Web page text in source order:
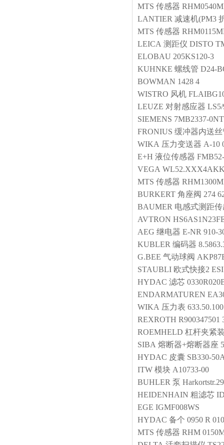
MTS 传感器
LANTIER 减速机(PM3
MTS 传感器
LEICA 测距仪 DISTO
ELOBAU 205KS120-3
KUHNKE 螺线管 D24-
BOWMAN 1428 4
WISTRO 风机
LEUZE 对射感应器
SIEMENS 7MB2337-
FRONIUS 缓冲器内送丝
WIKA 压力变送器 A-10
E+H 液位传感器
VEGA
MTS 传感器
BURKERT 角座阀 274
BAUMER 电感式测距
AVTRON
AEG 继电器 E-NR 910-
KUBLER 编码器
G.BEE 气动球阀
STAUBLI 欧式快接2
HYDAC 滤芯
ENDARMATUREN
WIKA 压力表
REXROTH R900347501
ROEMHELD 杠杆夹紧
SIBA 熔断器+熔断器座
HYDAC 皮囊 SB330-
ITW 模块 A10733-00
BUHLER 泵
HEIDENHAIN 粗滤芯
EGE IGMF008WS
HYDAC 备个 0950 R
MTS 传感器 RHM